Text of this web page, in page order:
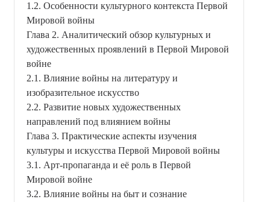
1.2. Особенности культурного контекста Первой
Мировой войны
Глава 2. Аналитический обзор культурных и
художественных проявлений в Первой Мировой
войне
2.1. Влияние войны на литературу и
изобразительное искусство
2.2. Развитие новых художественных
направлений под влиянием войны
Глава 3. Практические аспекты изучения
культуры и искусства Первой Мировой войны
3.1. Арт-пропаганда и её роль в Первой
Мировой войне
3.2. Влияние войны на быт и сознание